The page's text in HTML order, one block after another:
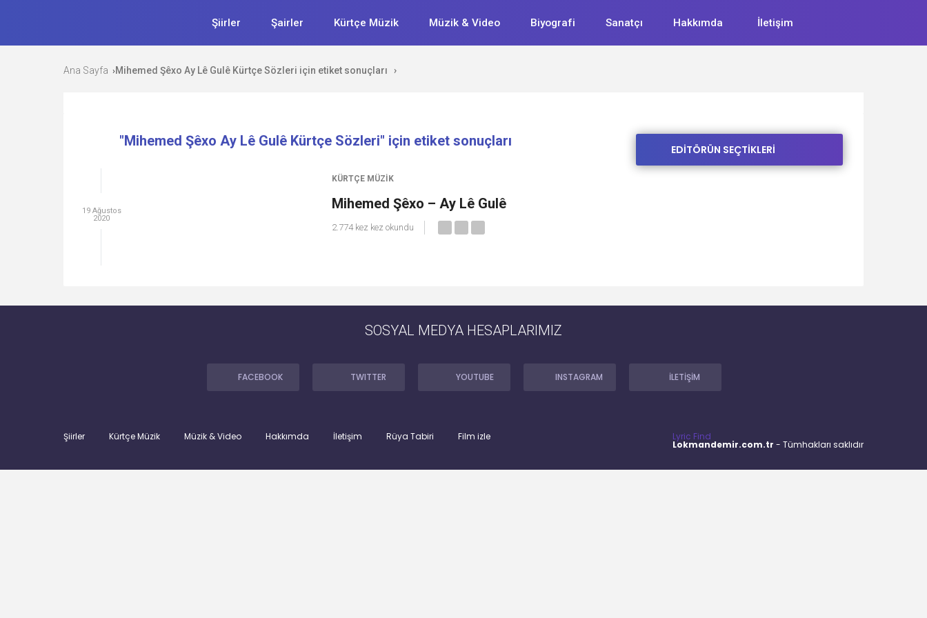
Şiirler Şairler Kürtçe Müzik Müzik & Video Biyografi Sanatçı Hakkımda İletişim
Ana Sayfa › Mihemed Şêxo Ay Lê Gulê Kürtçe Sözleri için etiket sonuçları ›
"Mihemed Şêxo Ay Lê Gulê Kürtçe Sözleri" için etiket sonuçları
KÜRTÇE MÜZIK
Mihemed Şêxo – Ay Lê Gulê
2.774 kez kez okundu
19 Ağustos
2020
EDİTÖRÜN SEÇTİKLERİ
SOSYAL MEDYA HESAPLARIMIZ
FACEBOOK TWITTER YOUTUBE INSTAGRAM İLETİŞİM
Şiirler Kürtçe Müzik Müzik & Video Hakkımda İletişim Rüya Tabiri Film izle Lyric Find
Lokmandemir.com.tr - Tümhakları saklıdır